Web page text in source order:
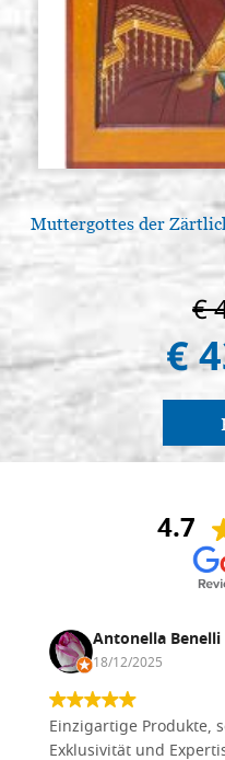
Muttergottes der
€
€
4.7
Antonella Benelli
18/12/2025
Einzigartige Produkte,
Exklusivität und